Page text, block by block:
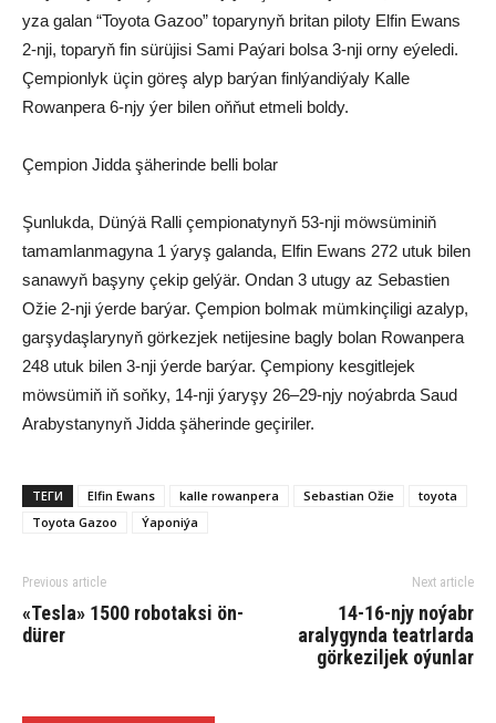
yza galan “Toyota Gazoo” toparynyň britan piloty Elfin Ewans
2-nji, toparyň fin sürüjisi Sami Paýari bolsa 3-nji orny eýeledi.
Çempionlyk üçin göreş alyp barýan finlýandiýaly Kalle
Rowanpera 6-njy ýer bilen oňňut etmeli boldy.
Çempion Jidda şäherinde belli bolar
Şunlukda, Dünýä Ralli çempionatynyň 53-nji möwsüminiň
tamamlanmagyna 1 ýaryş galanda, Elfin Ewans 272 utuk bilen
sanawyň başyny çekip gelýär. Ondan 3 utugy az Sebastien
Ožie 2-nji ýerde barýar. Çempion bolmak mümkinçiligi azalyp,
garşydaşlarynyň görkezjek netijesine bagly bolan Rowanpera
248 utuk bilen 3-nji ýerde barýar. Çempiony kesgitlejek
möwsümiň iň soňky, 14-nji ýaryşy 26–29-njy noýabrda Saud
Arabystanynyň Jidda şäherinde geçiriler.
ТЕГИ Elfin Ewans kalle rowanpera Sebastian Ožie
toyota
Toyota Gazoo
Ýa­po­ni­ýa
Previous article
«Tes­la» 1500 ro­bo­tak­si ön­
dü­rer
Next article
14-16-njy noýabr
aralygynda teatrlarda
görkeziljek oýunlar